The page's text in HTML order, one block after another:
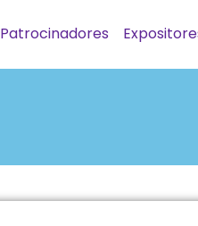
Patrocinadores